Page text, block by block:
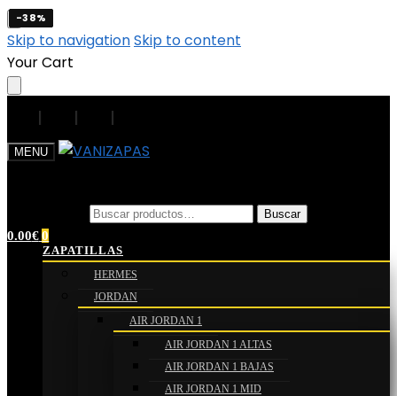
Skip to navigationSkip to content
Your Cart
| | |
MENU
Buscar
0.00€ 0
Buscar
ZAPATILLAS
HERMES
JORDAN
AIR JORDAN 1
AIR JORDAN 1 ALTAS
AIR JORDAN 1 BAJAS
AIR JORDAN 1 MID
-38%
-38%
-38%
-38%